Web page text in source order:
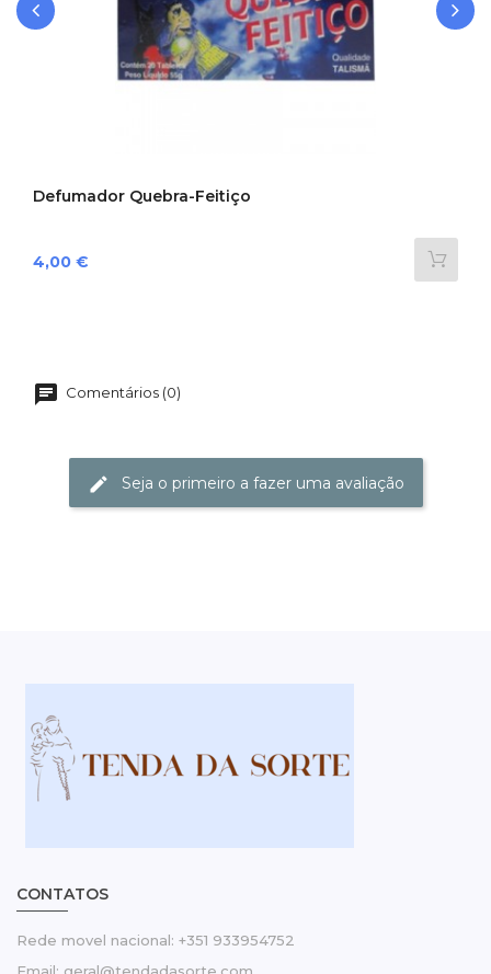
Defumador Quebra-Feitiço
Preço
4,00 €
Comentários (0)
Seja o primeiro a fazer uma avaliação
CONTATOS
Rede movel nacional: +351 933954752